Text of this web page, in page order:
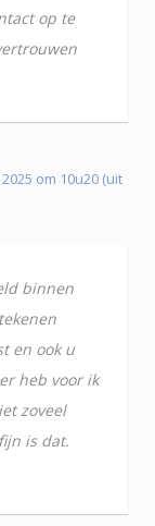
op te
om 10u20 (uit
binnen
en ook u
heb voor ik
zoveel
is dat.